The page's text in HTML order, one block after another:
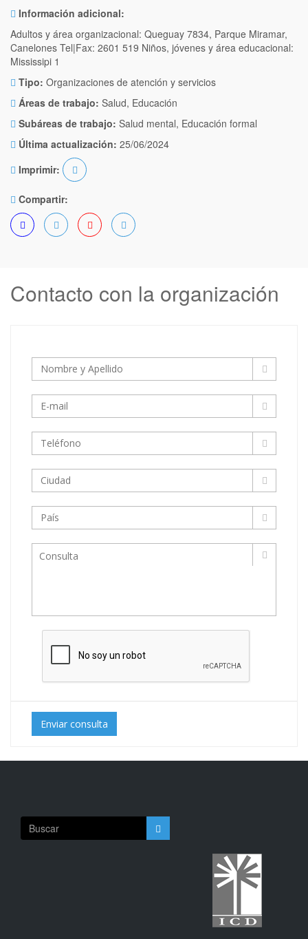
Información adicional:
Adultos y área organizacional: Queguay 7834, Parque Miramar,
Canelones Tel|Fax: 2601 519 Niños, jóvenes y área educacional:
Mississipi 1
Tipo: Organizaciones de atención y servicios
Áreas de trabajo: Salud, Educación
Subáreas de trabajo: Salud mental, Educación formal
Última actualización: 25/06/2024
Imprimir:
Compartir:
Contacto con la organización
Enviar consulta